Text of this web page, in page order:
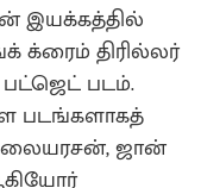
இயக்கத்தில்
க்ரைம் திரில்லர்
படம்.
படங்களாகத்
ஜான்